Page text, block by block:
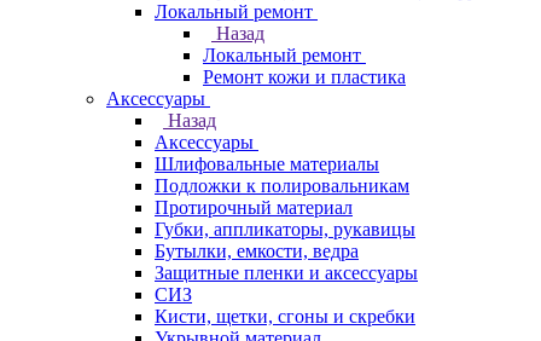
Локальный ремонт
Назад
Локальный ремонт
Ремонт кожи и пластика
Аксессуары
Назад
Аксессуары
Шлифовальные материалы
Подложки к полировальникам
Протирочный материал
Губки, аппликаторы, рукавицы
Бутылки, емкости, ведра
Защитные пленки и аксессуары
СИЗ
Кисти, щетки, сгоны и скребки